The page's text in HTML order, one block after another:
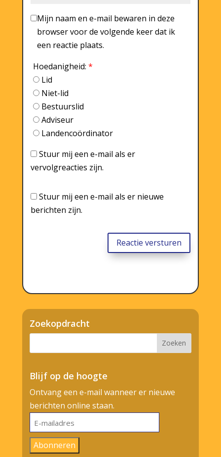
Mijn naam en e-mail bewaren in deze
browser voor de volgende keer dat ik
een reactie plaats.
Hoedanigheid: *
Lid
Niet-lid
Bestuurslid
Adviseur
Landencoördinator
Stuur mij een e-mail als er
vervolgreacties zijn.
Stuur mij een e-mail als er nieuwe
berichten zijn.
Reactie versturen
Zoekopdracht
Blijf op de hoogte
Ontvang een e-mail wanneer er nieuwe
berichten online staan.
E-
mailadres
Abonneren